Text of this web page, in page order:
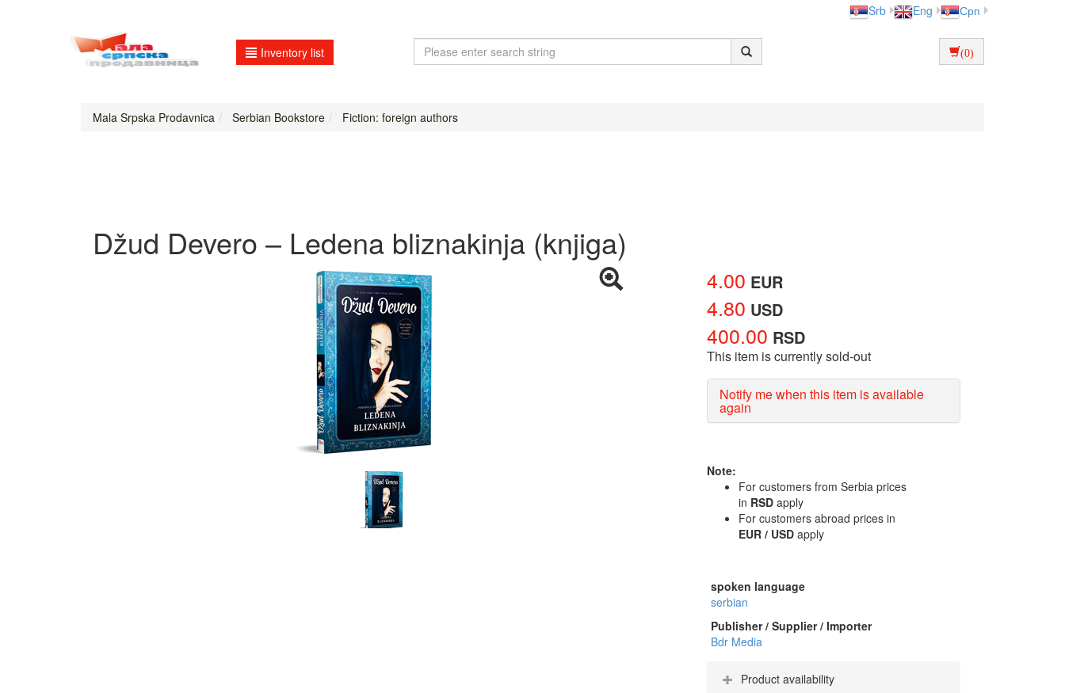
Srb Eng Срп
Inventory list (0)
Mala Srpska Prodavnica Serbian Bookstore Fiction: foreign authors
Džud Devero – Ledena bliznakinja (knjiga)
4.00 EUR
4.80 USD
400.00 RSD
This item is currently sold-out
Notify me when this item is available
again
Note:
For customers from Serbia prices
in RSD apply
For customers abroad prices in
EUR / USD apply
spoken language
serbian
Publisher / Supplier / Importer
Bdr Media
Product availability